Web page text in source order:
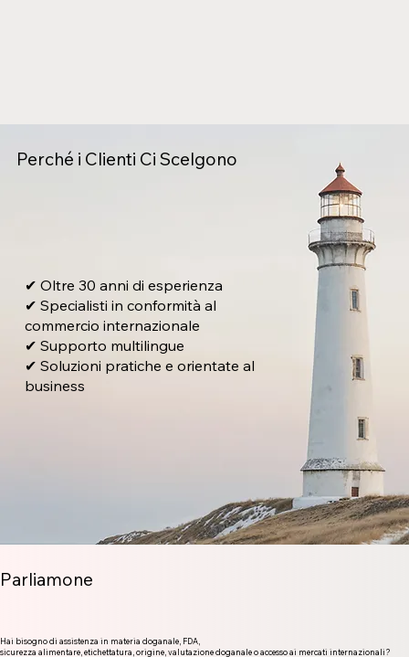
Perché i Clienti Ci Scelgono
✔ Oltre 30 anni di esperienza
✔ Specialisti in conformità al
commercio internazionale
✔ Supporto multilingue
✔ Soluzioni pratiche e orientate al
business
Parliamone
Hai bisogno di assistenza in materia doganale, FDA,
sicurezza alimentare, etichettatura, origine, valutazione doganale o accesso ai mercati internazionali?